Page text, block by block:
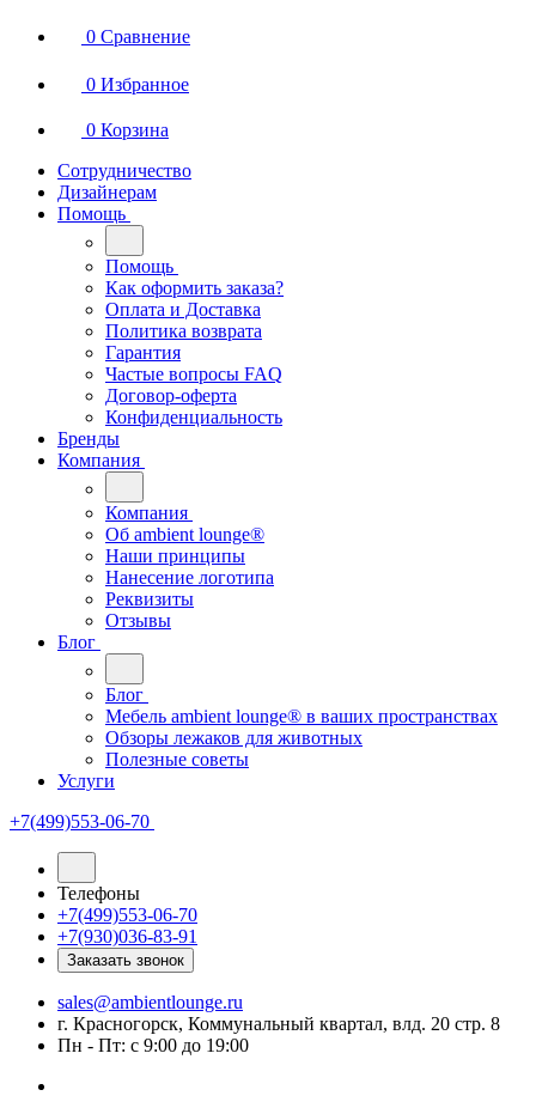
0 Сравнение
0 Избранное
0 Корзина
Сотрудничество
Дизайнерам
Помощь
Помощь
Как оформить заказа?
Оплата и Доставка
Политика возврата
Гарантия
Частые вопросы FAQ
Договор-оферта
Конфиденциальность
Бренды
Компания
Компания
Oб ambient lounge®
Наши принципы
Нанесение логотипа
Реквизиты
Отзывы
Блог
Блог
Мебель ambient lounge® в ваших пространствах
Обзоры лежаков для животных
Полезные советы
Услуги
+7(499)553-06-70
Телефоны
+7(499)553-06-70
+7(930)036-83-91
Заказать звонок
sales@ambientlounge.ru
г. Красногорск, Коммунальный квартал, влд. 20 стр. 8
Пн - Пт: с 9:00 до 19:00